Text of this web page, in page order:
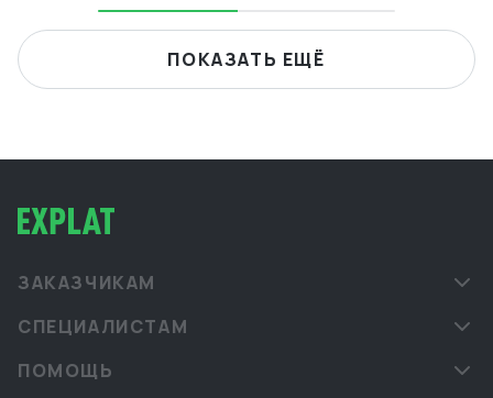
ПОКАЗАТЬ ЕЩЁ
ЗАКАЗЧИКАМ
СПЕЦИАЛИСТАМ
ПОМОЩЬ